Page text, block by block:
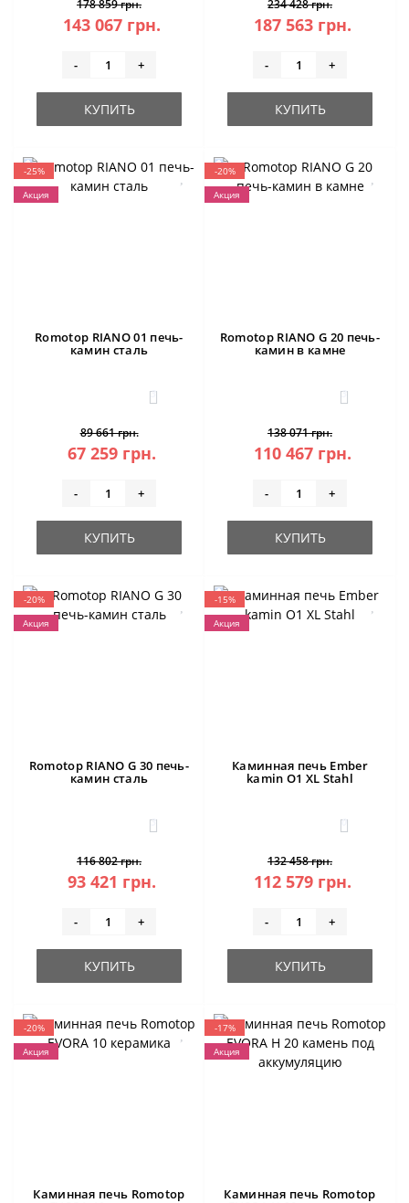
178 859 грн.
143 067 грн.
- +
КУПИТЬ
234 428 грн.
187 563 грн.
- +
КУПИТЬ
-25%
Акция
Romotop RIANO 01 печь-
камин сталь
3
89 661 грн.
67 259 грн.
- +
КУПИТЬ
-20%
Акция
Romotop RIANO G 20 печь-
камин в камне
3
138 071 грн.
110 467 грн.
- +
КУПИТЬ
-20%
Акция
Romotop RIANO G 30 печь-
камин сталь
3
116 802 грн.
93 421 грн.
- +
КУПИТЬ
-15%
Акция
Каминная печь Ember
kamin O1 XL Stahl
0
132 458 грн.
112 579 грн.
- +
КУПИТЬ
-20%
Акция
Каминная печь Romotop
-17%
Акция
Каминная печь Romotop